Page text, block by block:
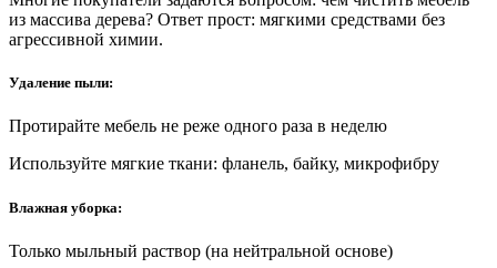
из массива дерева? Ответ прост: мягкими средствами без
агрессивной химии.
Удаление пыли:
Протирайте мебель не реже одного раза в неделю
Используйте мягкие ткани: фланель, байку, микрофибру
Влажная уборка:
Только мыльный раствор (на нейтральной основе)